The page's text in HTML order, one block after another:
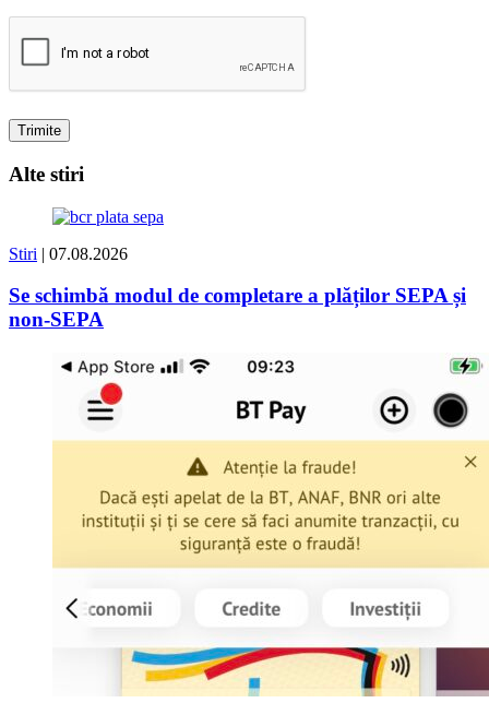
Alte stiri
Stiri | 07.08.2026
Se schimbă modul de completare a plăților SEPA și
non-SEPA